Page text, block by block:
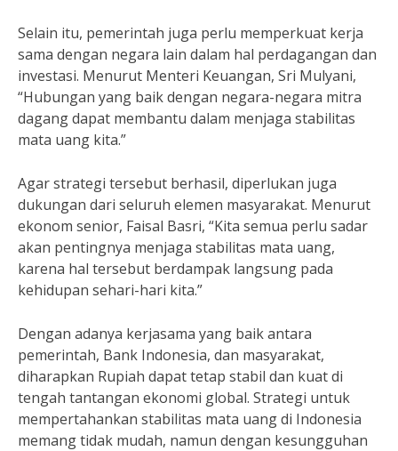
Selain itu, pemerintah juga perlu memperkuat kerja
sama dengan negara lain dalam hal perdagangan dan
investasi. Menurut Menteri Keuangan, Sri Mulyani,
“Hubungan yang baik dengan negara-negara mitra
dagang dapat membantu dalam menjaga stabilitas
mata uang kita.”
Agar strategi tersebut berhasil, diperlukan juga
dukungan dari seluruh elemen masyarakat. Menurut
ekonom senior, Faisal Basri, “Kita semua perlu sadar
akan pentingnya menjaga stabilitas mata uang,
karena hal tersebut berdampak langsung pada
kehidupan sehari-hari kita.”
Dengan adanya kerjasama yang baik antara
pemerintah, Bank Indonesia, dan masyarakat,
diharapkan Rupiah dapat tetap stabil dan kuat di
tengah tantangan ekonomi global. Strategi untuk
mempertahankan stabilitas mata uang di Indonesia
memang tidak mudah, namun dengan kesungguhan